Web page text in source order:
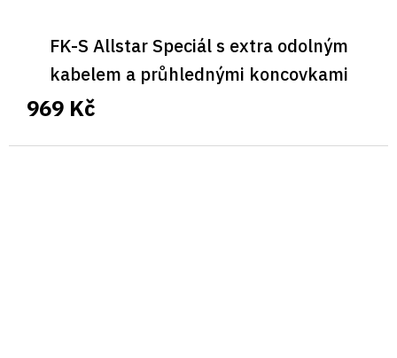
FK-S Allstar Speciál s extra odolným
kabelem a průhlednými koncovkami
969 Kč